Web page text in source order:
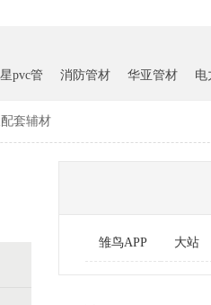
pvc管 消防管材 华亚管材 电
套辅材
雏鸟APP 大站